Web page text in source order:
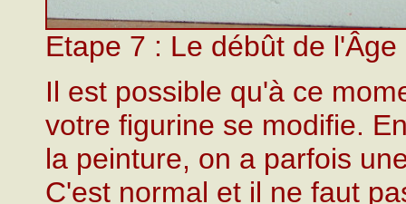
Etape 7 : Le débût de
Il est possible qu'à ce
votre figurine se modifie.
la peinture, on a parfois
C'est normal et il ne faut